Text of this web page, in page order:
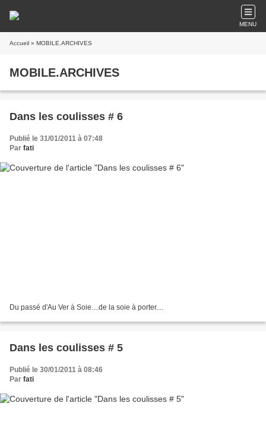
MENU
Accueil » MOBILE.ARCHIVES
MOBILE.ARCHIVES
Dans les coulisses # 6
Publié le 31/01/2011 à 07:48
Par fati
Du passé d'Au Ver à Soie....de la soie à porter....
Dans les coulisses # 5
Publié le 30/01/2011 à 08:46
Par fati